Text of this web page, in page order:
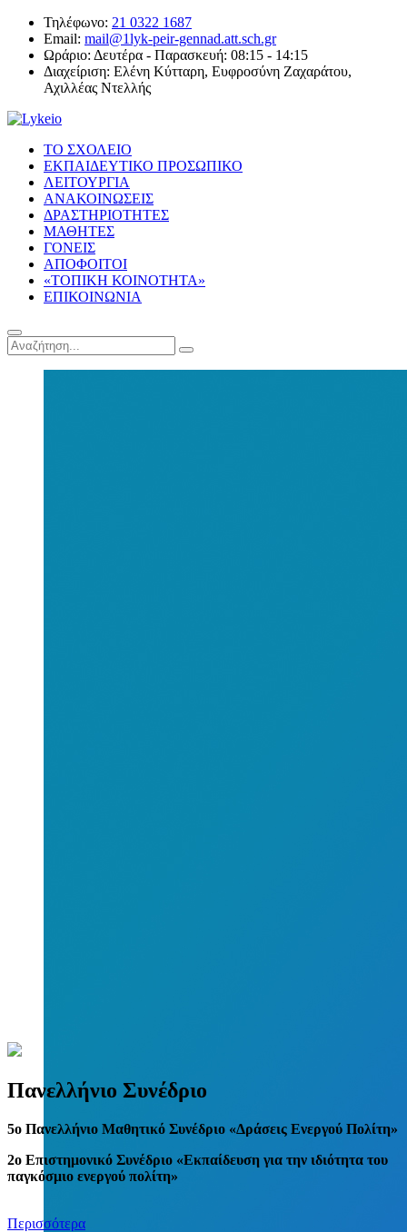
Τηλέφωνο: 21 0322 1687
Email: mail@1lyk-peir-gennad.att.sch.gr
Ωράριο: Δευτέρα - Παρασκευή: 08:15 - 14:15
Διαχείριση: Ελένη Κύτταρη, Ευφροσύνη Ζαχαράτου,
Αχιλλέας Ντελλής
ΤΟ ΣΧΟΛΕΙΟ
ΕΚΠΑΙΔΕΥΤΙΚΟ ΠΡΟΣΩΠΙΚΟ
ΛΕΙΤΟΥΡΓΙΑ
ΑΝΑΚΟΙΝΩΣΕΙΣ
ΔΡΑΣΤΗΡΙΟΤΗΤΕΣ
ΜΑΘΗΤΕΣ
ΓΟΝΕΙΣ
ΑΠΟΦΟΙΤΟΙ
«ΤΟΠΙΚΗ ΚΟΙΝΟΤΗΤΑ»
ΕΠΙΚΟΙΝΩΝΙΑ
Πανελλήνιο Συνέδριο
5o Πανελλήνιο Μαθητικό Συνέδριο «Δράσεις Ενεργού Πολίτη»
2ο Επιστημονικό Συνέδριο «Εκπαίδευση για την ιδιότητα του
παγκόσμιο ενεργού πολίτη»
Περισσότερα